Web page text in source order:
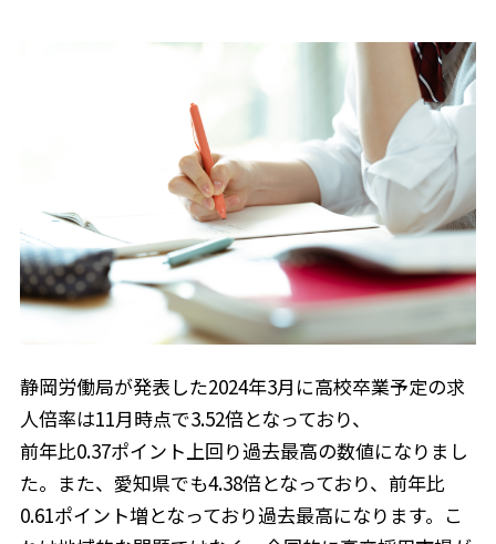
静岡労働局が発表した2024年3月に高校卒業予定の求
人倍率は11月時点で3.52倍となっており、
前年比0.37ポイント上回り過去最高の数値になりまし
た。また、愛知県でも4.38倍となっており、前年比
0.61ポイント増となっており過去最高になります。こ